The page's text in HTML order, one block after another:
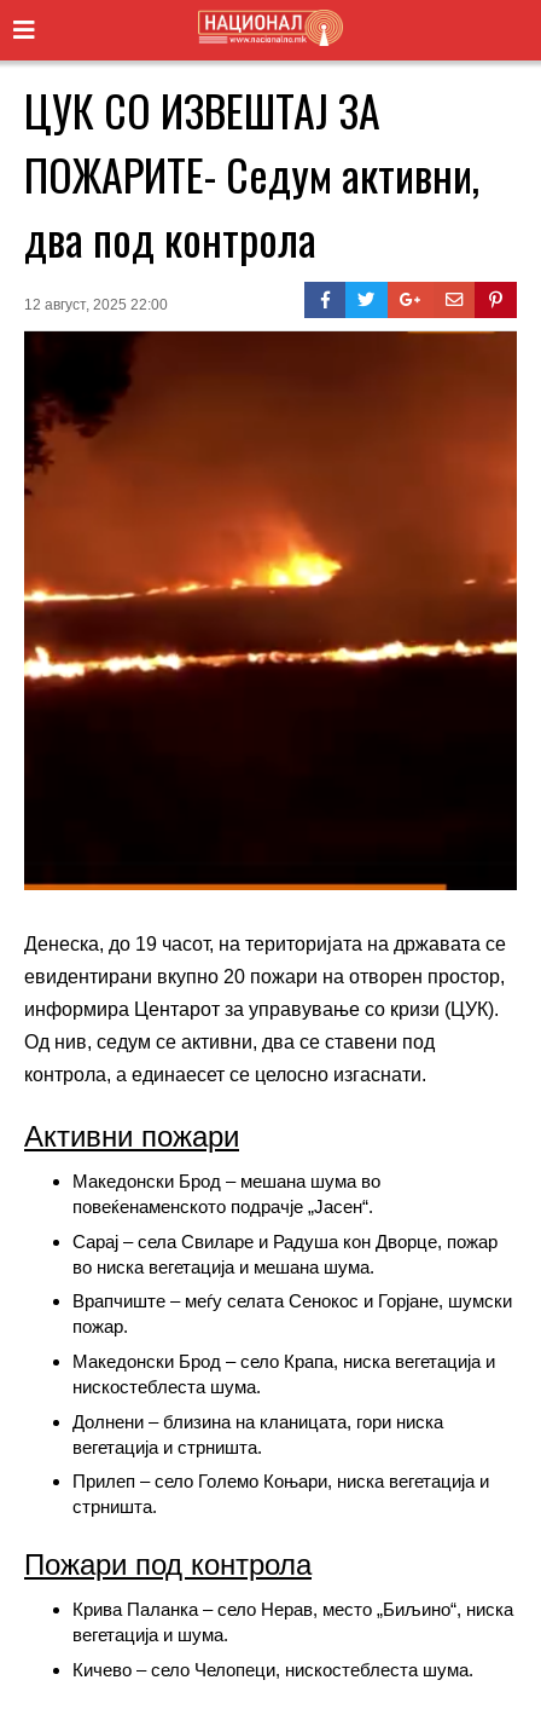
ЦУК СО ИЗВЕШТАЈ ЗА
ПОЖАРИТЕ- Седум активни,
два под контрола
12 август, 2025 22:00
Денеска, до 19 часот, на територијата на државата се
евидентирани вкупно 20 пожари на отворен простор,
информира Центарот за управување со кризи (ЦУК).
Од нив, седум се активни, два се ставени под
контрола, а единаесет се целосно изгаснати.
Активни пожари
Македонски Брод – мешана шума во
повеќенаменското подрачје „Јасен“.
Сарај – села Свиларе и Радуша кон Дворце, пожар
во ниска вегетација и мешана шума.
Врапчиште – меѓу селата Сенокос и Горјане, шумски
пожар.
Македонски Брод – село Крапа, ниска вегетација и
нискостеблеста шума.
Долнени – близина на кланицата, гори ниска
вегетација и стрништа.
Прилеп – село Големо Коњари, ниска вегетација и
стрништа.
Пожари под контрола
Крива Паланка – село Нерав, место „Биљино“, ниска
вегетација и шума.
Кичево – село Челопеци, нискостеблеста шума.